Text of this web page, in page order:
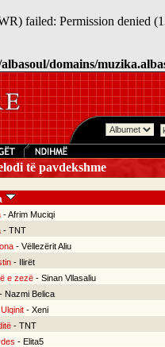
failed: Permission denied
albasoul/domains/
të pavdekshme
- Afrim Muciqi
- TNT
- Vëllezërit Aliu
- Ilirët
e zezë- Sinan Vllasaliu
Nazmi Belica
- Xeni
- TNT
- Elita5